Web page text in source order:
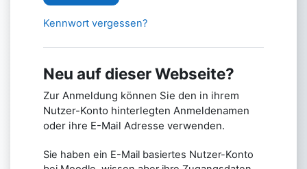
Kennwort vergessen?
Neu auf dieser Webseite?
Zur Anmeldung können Sie den in ihrem
Nutzer-Konto hinterlegten Anmeldenamen
oder ihre E-Mail Adresse verwenden.
Sie haben ein E-Mail basiertes Nutzer-Konto